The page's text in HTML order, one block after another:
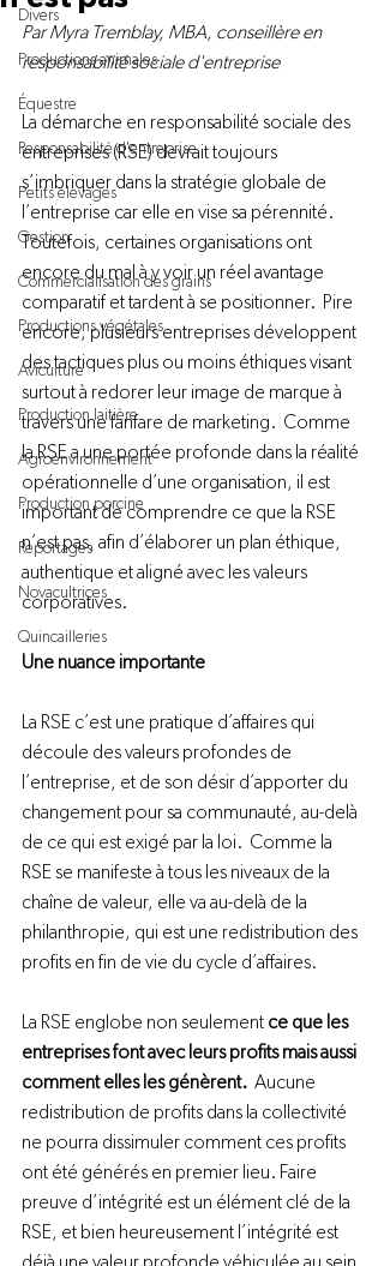
Divers
Productions animales
Équestre
Responsabilité d'entreprise
Petits élevages
Gestion
Commercialisation des grains
Productions végétales
Aviculture
Production laitière
Agroenvironnement
Production porcine
Reportages
Novacultrices
Quincailleries
Par Myra Tremblay, MBA, conseillère en
responsabilité sociale d'entreprise
La démarche en responsabilité sociale des
entreprises (RSE) devrait toujours
s’imbriquer dans la stratégie globale de
l’entreprise car elle en vise sa pérennité.
Toutefois, certaines organisations ont
encore du mal à y voir un réel avantage
comparatif et tardent à se positionner.  Pire
encore, plusieurs entreprises développent
des tactiques plus ou moins éthiques visant
surtout à redorer leur image de marque à
travers une fanfare de marketing.  Comme
la RSE a une portée profonde dans la réalité
opérationnelle d’une organisation, il est
important de comprendre ce que la RSE
n’est pas, afin d’élaborer un plan éthique,
authentique et aligné avec les valeurs
corporatives.
Une nuance importante
La RSE c’est une pratique d’affaires qui
découle des valeurs profondes de
l’entreprise, et de son désir d’apporter du
changement pour sa communauté, au-delà
de ce qui est exigé par la loi.  Comme la
RSE se manifeste à tous les niveaux de la
chaîne de valeur, elle va au-delà de la
philanthropie, qui est une redistribution des
profits en fin de vie du cycle d’affaires.
La RSE englobe non seulement ce que les
entreprises font avec leurs profits mais aussi
comment elles les génèrent. Aucune
redistribution de profits dans la collectivité
ne pourra dissimuler comment ces profits
ont été générés en premier lieu. Faire
preuve d’intégrité est un élément clé de la
RSE, et bien heureusement l’intégrité est